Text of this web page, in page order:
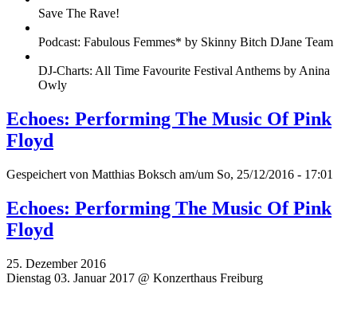
Save The Rave!
Podcast: Fabulous Femmes* by Skinny Bitch DJane Team
DJ-Charts: All Time Favourite Festival Anthems by Anina
Owly
Echoes: Performing The Music Of Pink
Floyd
Gespeichert von Matthias Boksch am/um So, 25/12/2016 - 17:01
Echoes: Performing The Music Of Pink
Floyd
25. Dezember 2016
Dienstag 03. Januar 2017 @ Konzerthaus Freiburg